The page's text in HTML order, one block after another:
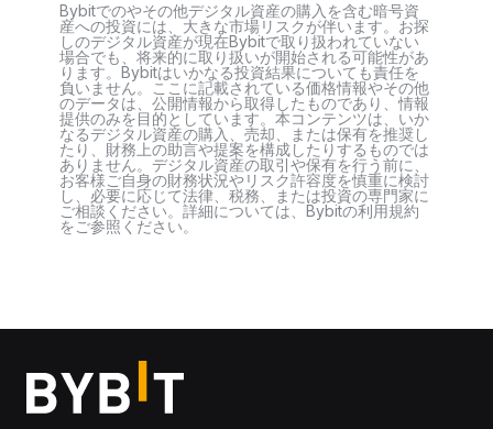
Bybitでのやその他デジタル資産の購入を含む暗号資
産への投資には、大きな市場リスクが伴います。お探
しのデジタル資産が現在Bybitで取り扱われていない
場合でも、将来的に取り扱いが開始される可能性があ
ります。Bybitはいかなる投資結果についても責任を
負いません。ここに記載されている価格情報やその他
のデータは、公開情報から取得したものであり、情報
提供のみを目的としています。本コンテンツは、いか
なるデジタル資産の購入、売却、または保有を推奨し
たり、財務上の助言や提案を構成したりするものでは
ありません。デジタル資産の取引や保有を行う前に、
お客様ご自身の財務状況やリスク許容度を慎重に検討
し、必要に応じて法律、税務、または投資の専門家に
ご相談ください。詳細については、Bybitの利用規約
をご参照ください。